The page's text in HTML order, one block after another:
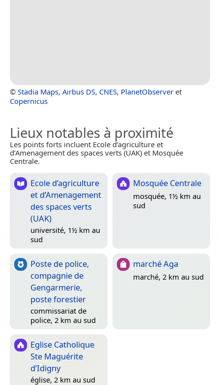
© Stadia Maps, Airbus DS, CNES, PlanetObserver et
Copernicus
Lieux notables à proximité
Les points forts incluent Ecole d’agriculture et
d’Amenagement des spaces verts (UAK) et Mosquée
Centrale.
Ecole d’agriculture
et d’Amenagement
des spaces verts
(UAK)
université, 1½ km au
sud
Mosquée Centrale
mosquée, 1½ km au
sud
Poste de police,
compagnie de
Gengarmerie,
poste forestier
commissariat de
police, 2 km au sud
marché Aga
marché, 2 km au sud
Eglise Catholique
Ste Maguérite
d’Idigny
église, 2 km au sud